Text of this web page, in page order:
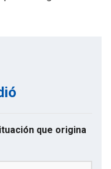
que origina